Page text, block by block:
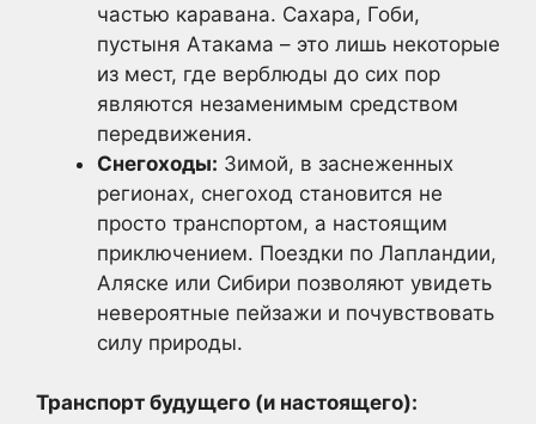
частью каравана. Сахара, Гоби,
пустыня Атакама – это лишь некоторые
из мест, где верблюды до сих пор
являются незаменимым средством
передвижения.
Снегоходы: Зимой, в заснеженных
регионах, снегоход становится не
просто транспортом, а настоящим
приключением. Поездки по Лапландии,
Аляске или Сибири позволяют увидеть
невероятные пейзажи и почувствовать
силу природы.
Транспорт будущего (и настоящего):